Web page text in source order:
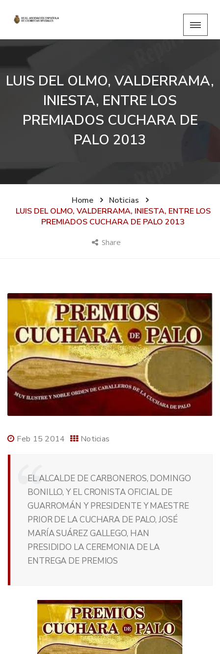
LUIS DEL OLMO, VALDERRAMA,
INIESTA, ENTRE LOS
PREMIADOS CUCHARA DE
PALO 2013
Home
Noticias
LUIS DEL OLMO, VALDERRAMA, INIESTA, ENTRE LOS
PREMIADOS CUCHARA DE PALO 2013
Share
Feb 15 2014 Noticias
EL ALCALDE DE CARBONEROS, DOMINGO
BONILLO, Y EL CRONISTA OFICIAL DE
GUARROMÁN Y PRESIDENTE Y MAESTRE
PRIOR DE LA CUCHARA DE PALO, JOSÉ
MARÍA SUÁREZ GALLEGO, HAN
PRESIDIDO LA CEREMONIA DE LA
ENTREGA DE PREMIOS